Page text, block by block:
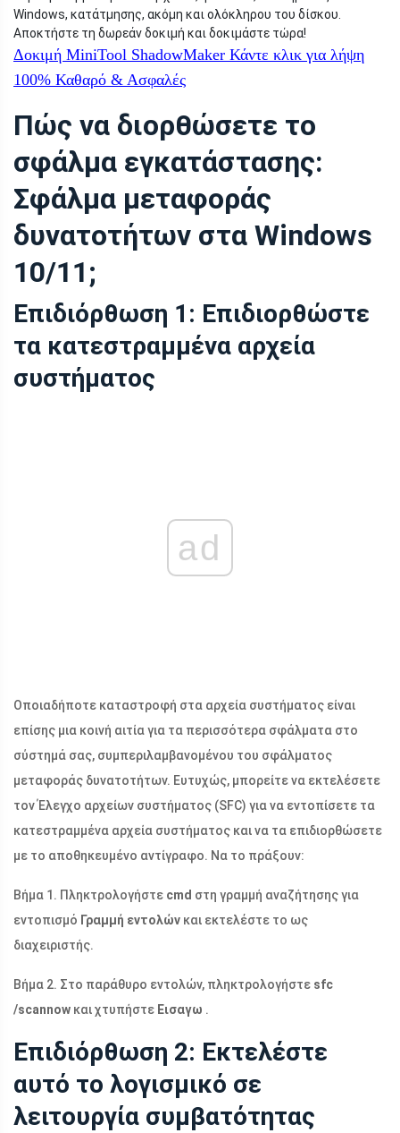
Windows, κατάτμησης, ακόμη και ολόκληρου του δίσκου.
Αποκτήστε τη δωρεάν δοκιμή και δοκιμάστε τώρα!
Δοκιμή MiniTool ShadowMaker Κάντε κλικ για λήψη
100% Καθαρό & Ασφαλές
Πώς να διορθώσετε το
σφάλμα εγκατάστασης:
Σφάλμα μεταφοράς
δυνατοτήτων στα Windows
10/11;
Επιδιόρθωση 1: Επιδιορθώστε
τα κατεστραμμένα αρχεία
συστήματος
ad
Οποιαδήποτε καταστροφή στα αρχεία συστήματος είναι
επίσης μια κοινή αιτία για τα περισσότερα σφάλματα στο
σύστημά σας, συμπεριλαμβανομένου του σφάλματος
μεταφοράς δυνατοτήτων. Ευτυχώς, μπορείτε να εκτελέσετε
τον Έλεγχο αρχείων συστήματος (SFC) για να εντοπίσετε τα
κατεστραμμένα αρχεία συστήματος και να τα επιδιορθώσετε
με το αποθηκευμένο αντίγραφο. Να το πράξουν:
Βήμα 1. Πληκτρολογήστε cmd στη γραμμή αναζήτησης για
εντοπισμό Γραμμή εντολών και εκτελέστε το ως
διαχειριστής.
Βήμα 2. Στο παράθυρο εντολών, πληκτρολογήστε sfc
/scannow και χτυπήστε Εισαγω .
Επιδιόρθωση 2: Εκτελέστε
αυτό το λογισμικό σε
λειτουργία συμβατότητας